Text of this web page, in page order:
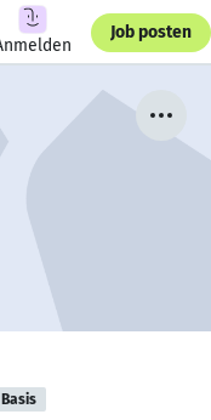
Job posten
Basis